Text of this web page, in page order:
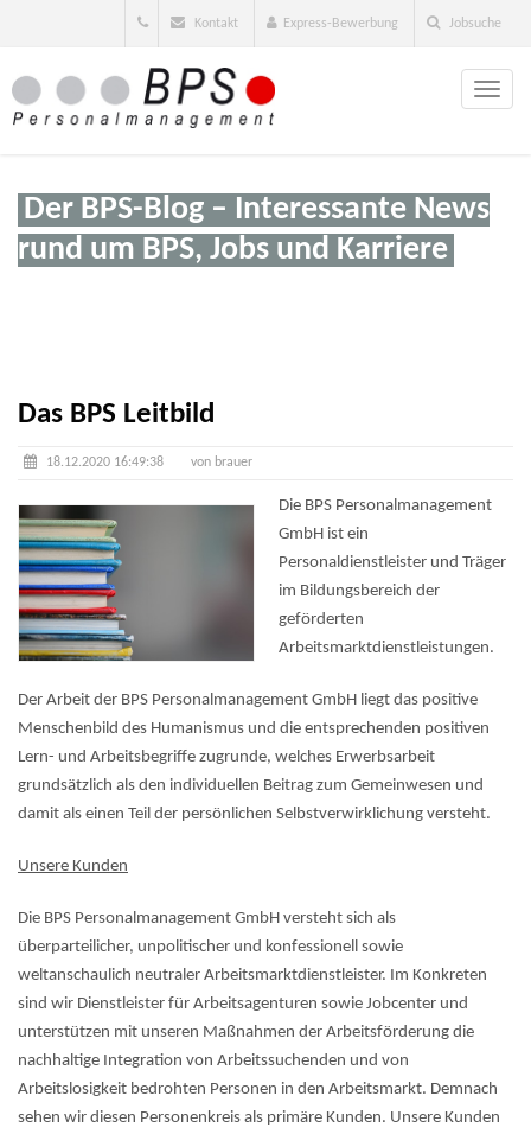
Kontakt Express-Bewerbung Jobsuche
Toggle
Der BPS-Blog – Interessante News
rund um BPS, Jobs und Karriere
Das BPS Leitbild
18.12.2020 16:49:38 von brauer
Die BPS Personalmanagement
GmbH ist ein
Personaldienstleister und Träger
im Bildungsbereich der
geförderten
Arbeitsmarktdienstleistungen.
Der Arbeit der BPS Personalmanagement GmbH liegt das positive
Menschenbild des Humanismus und die entsprechenden positiven
Lern- und Arbeitsbegriffe zugrunde, welches Erwerbsarbeit
grundsätzlich als den individuellen Beitrag zum Gemeinwesen und
damit als einen Teil der persönlichen Selbstverwirklichung versteht.
Unsere Kunden
Die BPS Personalmanagement GmbH versteht sich als
überparteilicher, unpolitischer und konfessionell sowie
weltanschaulich neutraler Arbeitsmarktdienstleister. Im Konkreten
sind wir Dienstleister für Arbeitsagenturen sowie Jobcenter und
unterstützen mit unseren Maßnahmen der Arbeitsförderung die
nachhaltige Integration von Arbeitssuchenden und von
Arbeitslosigkeit bedrohten Personen in den Arbeitsmarkt. Demnach
sehen wir diesen Personenkreis als primäre Kunden. Unsere Kunden